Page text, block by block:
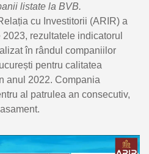
listate la BVB.
cu Investitorii (ARIR) a
rezultatele indicatorul
în rândul companiilor
pentru calitatea
anul 2022. Compania
al patrulea an consecutiv,